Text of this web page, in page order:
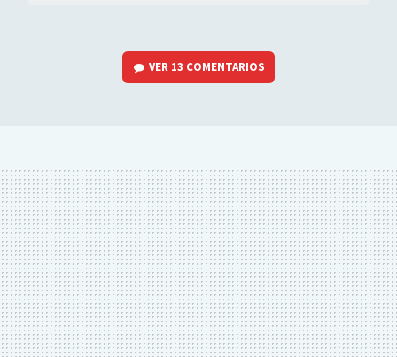
VER 13 COMENTARIOS